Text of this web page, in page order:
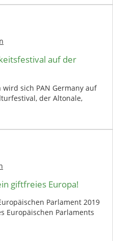
auf der
sich PAN Germany auf
der Altonale,
giftfreies Europa!
Parlament 2019
Europäischen Parlaments